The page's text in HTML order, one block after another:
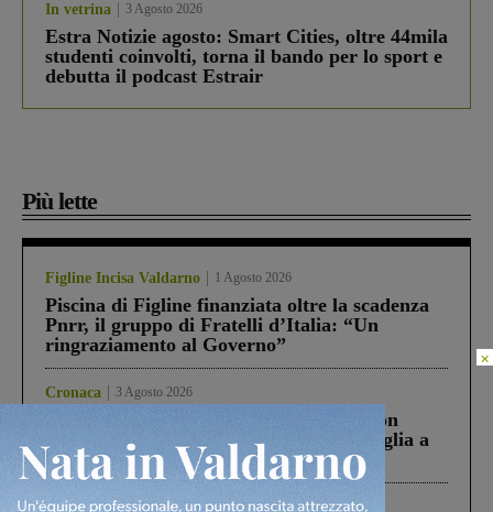
In vetrina 3 Agosto 2026
Estra Notizie agosto: Smart Cities, oltre 44mila
studenti coinvolti, torna il bando per lo sport e
debutta il podcast Estrair
Più lette
Figline Incisa Valdarno 1 Agosto 2026
Piscina di Figline finanziata oltre la scadenza
Pnrr, il gruppo di Fratelli d’Italia: “Un
ringraziamento al Governo”
Cronaca 3 Agosto 2026
Scomparso da una struttura di Castiglion
Fiorentino l’uomo che aveva ucciso la figlia a
Levane nel 2020
Cronaca 4 Agosto 2026
×